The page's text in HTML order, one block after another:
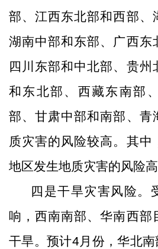
部、江西东北部和西部、
湖南中部和东部、广西东
四川东部和中北部、贵州
和东北部、西藏东南部
部、甘肃中部和南部、青
质灾害的风险较高。其中
地区发生地质灾害的风险高
四是干旱灾害风险。
响，西南南部、华南西部
干旱。预计4 月份，华北